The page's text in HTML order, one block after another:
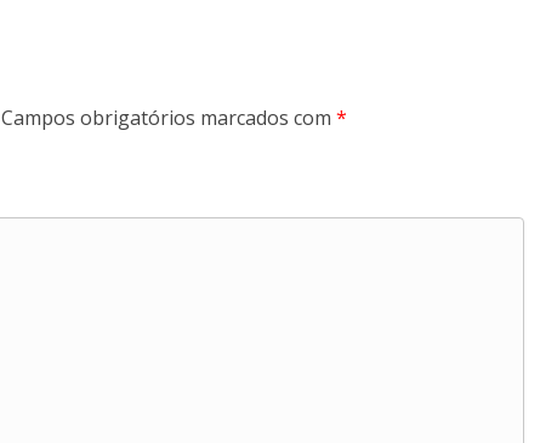
Campos obrigatórios marcados com *